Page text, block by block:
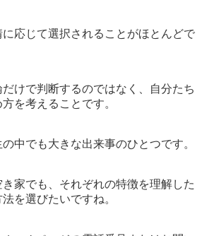
応じて選択されることがほとんどで
けで判断するのではなく、自分たち
を考えることです。
中でも大きな出来事のひとつです。
家でも、それぞれの特徴を理解した
を選びたいですね。